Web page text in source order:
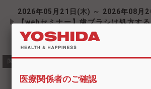
2026年05月21日(木) ～ 2026年08月
【webセミナー】歯ブラシは処方す
案していますか？～
関連商品・類似商品
医療関係者のご確認